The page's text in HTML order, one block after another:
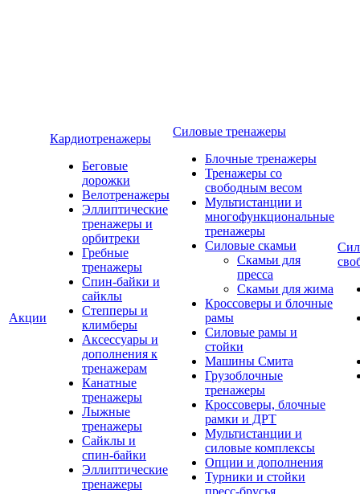
Акции
Кардиотренажеры
Беговые
дорожки
Велотренажеры
Эллиптические
тренажеры и
орбитреки
Гребные
тренажеры
Спин-байки и
сайклы
Степперы и
климберы
Аксессуары и
дополнения к
тренажерам
Канатные
тренажеры
Лыжные
тренажеры
Сайклы и
спин-байки
Эллиптические
тренажеры
Силовые тренажеры
Блочные тренажеры
Тренажеры со
свободным весом
Мультистанции и
многофункциональные
тренажеры
Силовые скамьи
Скамьи для
пресса
Скамьи для жима
Кроссоверы и блочные
рамы
Силовые рамы и
стойки
Машины Смита
Грузоблочные
тренажеры
Кроссоверы, блочные
рамки и ДРТ
Мультистанции и
силовые комплексы
Опции и дополнения
Турники и стойки
пресс-брусья